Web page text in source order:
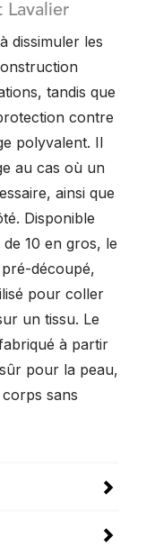
Lavalier
dissimuler les
tandis que
contre
polyvalent. Il
au cas où un
ainsi que
Disponible
10 en gros, le
découpé,
pour coller
un tissu. Le
à partir
pour la peau,
sans